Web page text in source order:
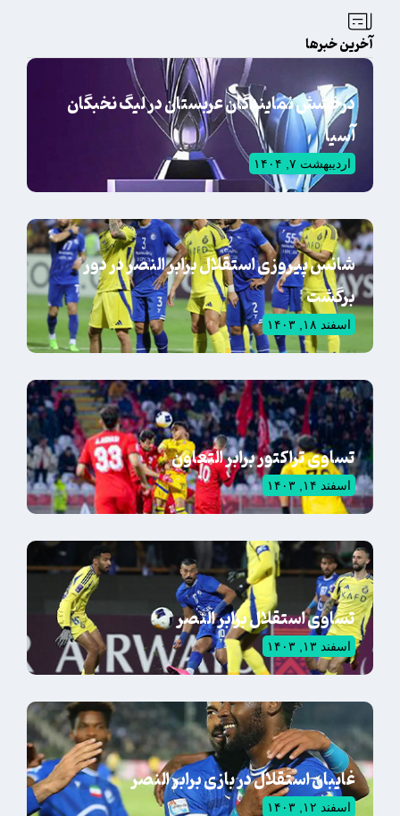
آخرین خبرها
درخشش نمایندگان عربستان در لیگ نخبگان
آسیا
اردیبهشت ۷, ۱۴۰۴
شانس پیروزی استقلال برابر النصر در دور
برگشت
اسفند ۱۸, ۱۴۰۳
تساوی تراکتور برابر التعاون
اسفند ۱۴, ۱۴۰۳
تساوی استقلال برابر النصر
اسفند ۱۳, ۱۴۰۳
غایبان استقلال در بازی برابر النصر
اسفند ۱۲, ۱۴۰۳